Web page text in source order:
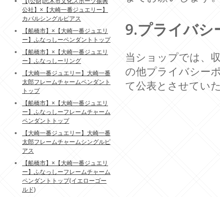
9.プライバシ
当ショップでは、
の他プライバシー
て公表とさせてい
公社】×【大崎一番ジュエリー】
カパルシングルピアス
【船橋市】×【大崎一番ジュエリ
ー】ふなっしーペンダントトップ
【船橋市】×【大崎一番ジュエリ
ー】ふなっしーリング
【大崎一番ジュエリー】大崎一番
太郎フレームチャームペンダント
トップ
【船橋市】×【大崎一番ジュエリ
ー】ふなっしーフレームチャーム
ペンダントトップ
【大崎一番ジュエリー】大崎一番
太郎フレームチャームシングルピ
アス
【船橋市】×【大崎一番ジュエリ
ー】ふなっしーフレームチャーム
ペンダントトップ(イエローゴー
ルド)